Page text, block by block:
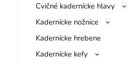
Cvičné kadernícke hlavy
Kadernícke nožnice
Kadernícke hrebene
Kadernícke kefy